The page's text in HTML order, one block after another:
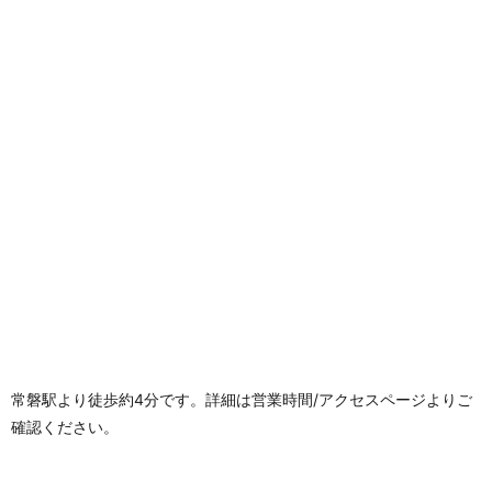
常磐駅より徒歩約4分です。詳細は営業時間/アクセスページよりご
確認ください。